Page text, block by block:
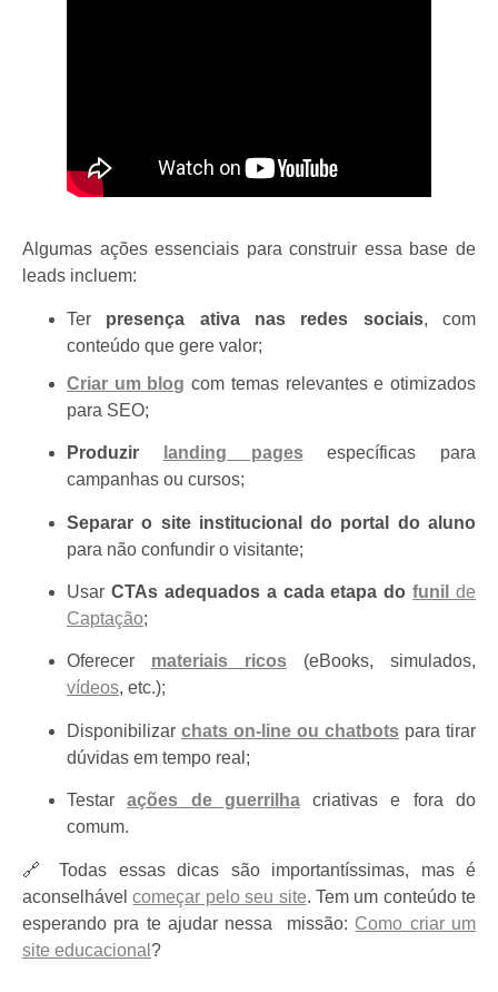
Algumas ações essenciais para construir essa base de
leads incluem:
Ter presença ativa nas redes sociais, com
conteúdo que gere valor;
Criar um blog com temas relevantes e otimizados
para SEO;
Produzir landing pagesespecíficas para
campanhas ou cursos;
Separar o site institucional do portal do aluno
para não confundir o visitante;
Usar CTAs adequados a cada etapa dofunil de
Captação;
Oferecer materiais ricos (eBooks, simulados,
vídeos, etc.);
Disponibilizar chats on-line ou chatbots para tirar
dúvidas em tempo real;
Testarações de guerrilhacriativas e fora do
comum.
🔗 Todas essas dicas são importantíssimas, mas é
aconselhávelcomeçar pelo seu site. Tem um conteúdo te
esperando pra te ajudar nessa missão: Como criar um
site educacional ?